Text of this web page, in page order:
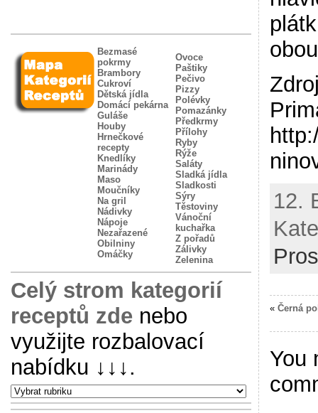
Bezmasé
pokrmy
Brambory
Cukroví
Dětská jídla
Domácí pekárna
Guláše
Houby
Hrnečkové
recepty
Knedlíky
Marinády
Maso
Moučníky
Na gril
Nádivky
Nápoje
Nezařazené
Obilniny
Omáčky
Ovoce
Paštiky
Pečivo
Pizzy
Polévky
Pomazánky
Předkrmy
Přílohy
Ryby
Rýže
Saláty
Sladká jídla
Sladkosti
Sýry
Těstoviny
Vánoční
kuchařka
Z pořadů
Zálivky
Zelenina
Celý strom kategorií
receptů zde nebo
využijte rozbalovací
nabídku ↓↓↓.
12.
« Černá
You